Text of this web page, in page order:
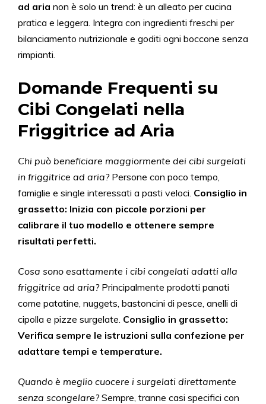
ad aria non è solo un trend: è un alleato per cucina
pratica e leggera. Integra con ingredienti freschi per
bilanciamento nutrizionale e goditi ogni boccone senza
rimpianti.
Domande Frequenti su
Cibi Congelati nella
Friggitrice ad Aria
Chi può beneficiare maggiormente dei cibi surgelati
in friggitrice ad aria?Persone con poco tempo,
famiglie e single interessati a pasti veloci. Consiglio in
grassetto: Inizia con piccole porzioni per
calibrare il tuo modello e ottenere sempre
risultati perfetti.
Cosa sono esattamente i cibi congelati adatti alla
friggitrice ad aria?Principalmente prodotti panati
come patatine, nuggets, bastoncini di pesce, anelli di
cipolla e pizze surgelate. Consiglio in grassetto:
Verifica sempre le istruzioni sulla confezione per
adattare tempi e temperature.
Quando è meglio cuocere i surgelati direttamente
senza scongelare?Sempre, tranne casi specifici con